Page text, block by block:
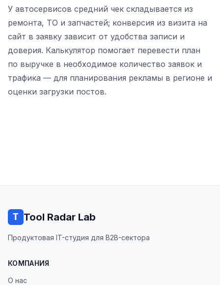
У автосервисов средний чек складывается из
ремонта, ТО и запчастей; конверсия из визита на
сайт в заявку зависит от удобства записи и
доверия. Калькулятор помогает перевести план
по выручке в необходимое количество заявок и
трафика — для планирования рекламы в регионе и
оценки загрузки постов.
Tool Radar Lab
Продуктовая IT-студия для B2B-сектора
КОМПАНИЯ
О нас